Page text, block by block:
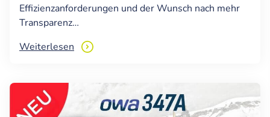
Effizienzanforderungen und der Wunsch nach mehr
Transparenz…
Weiterlesen